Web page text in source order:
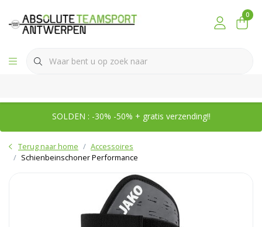
0
SOLDEN : -30% -50% + gratis verzending!!
Terug naar home
Accessoires
Schienbeinschoner Performance